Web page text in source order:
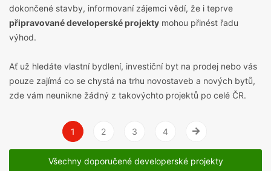
dokončené stavby, informovaní zájemci vědí, že i teprve
připravované developerské projekty mohou přinést řadu
výhod.
Ať už hledáte vlastní bydlení, investiční byt na prodej nebo vás
pouze zajímá co se chystá na trhu novostaveb a nových bytů,
zde vám neunikne žádný z takovýchto projektů po celé ČR.
1 2 3
4
Vpravo
Všechny doporučené developerské projekty